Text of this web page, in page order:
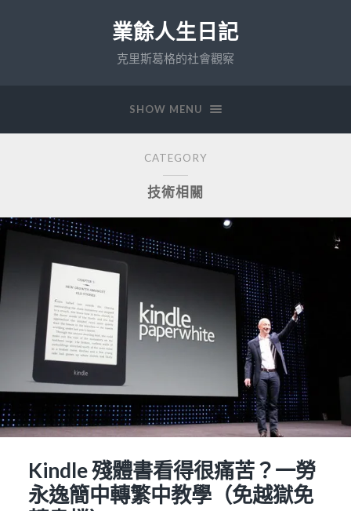
業餘人生日記
克里斯葛格的社會觀察
SHOW MENU
CATEGORY
技術相關
Kindle 殘體書看得很痛苦？一勞
永逸簡中轉繁中教學（免越獄免